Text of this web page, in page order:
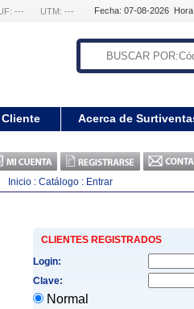
--- UTM: --- Fecha: 07-08-2026
Acerca de
Inicio : Catálogo : Entrar
CLIENTES REGISTRADOS
Login:
Clave:
Normal